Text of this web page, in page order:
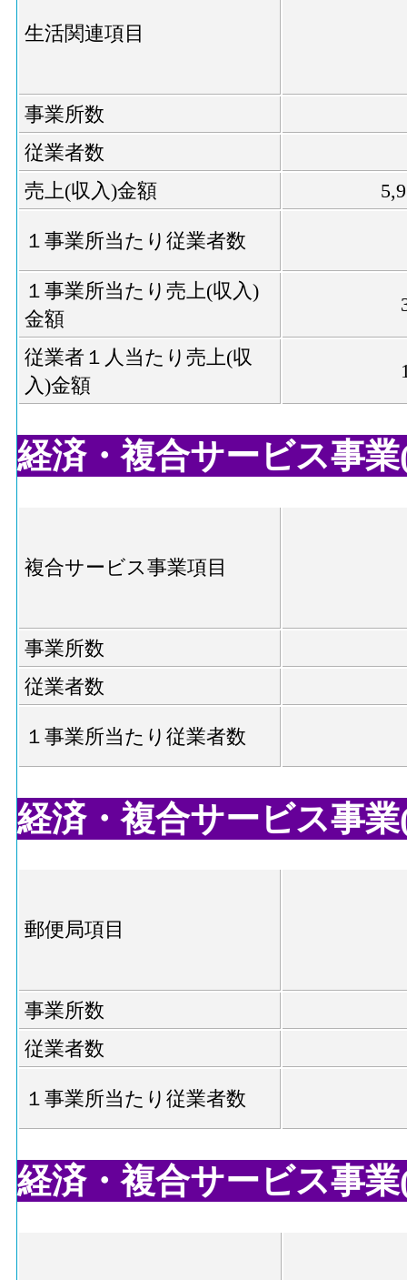
生活関連項目
事業所数
従業者数
売上(収入)金額
１事業所当たり従業者数
１事業所当たり売上(収入)
金額
従業者１人当たり売上(収
入)金額
経済・複合サービス事業
複合サービス事業項目
事業所数
従業者数
１事業所当たり従業者数
経済・複合サービス事
郵便局項目
事業所数
従業者数
１事業所当たり従業者数
経済・複合サービス事